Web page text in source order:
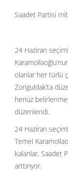
Saadet Partisi
24 Haziran
olanlar her türlü
Zonguldak’ta
henüz
düzenlendi.
24 Haziran
Temel
kalanlar, Saadet
arttırıyor.